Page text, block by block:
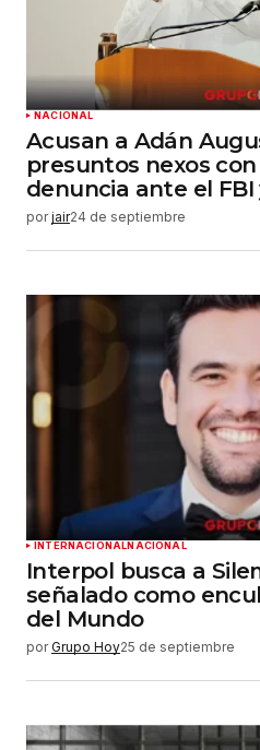
NACIONAL
Acusan a Adán
presuntos nexos
denuncia ante el FBI
por jair24 de septiembre
INTERNACIONALNACIONAL
Interpol busca a
señalado como
del Mundo
por Grupo Hoy25 de septiembre